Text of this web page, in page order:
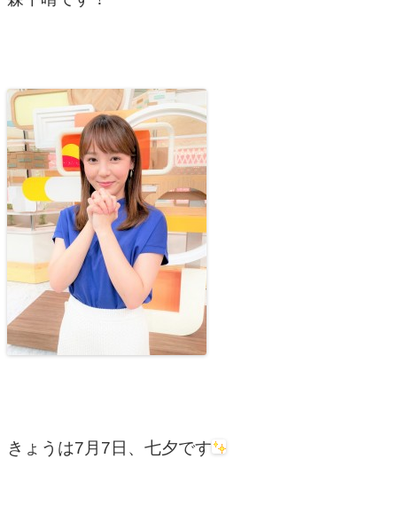
きょうは7月7日、七夕です